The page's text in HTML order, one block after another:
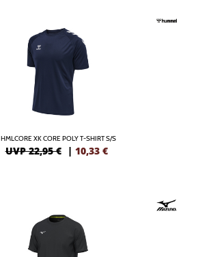
HMLCORE XK CORE POLY T-SHIRT S/S
UVP 22,95 € | 10,33 €